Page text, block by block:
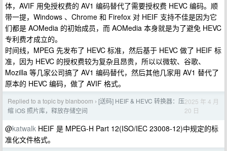
体，AVIF 用免授权费的 AV1 编码替代了需要授权费 HEVC 编码。顺
带一提，Windows 、Chrome 和 Firefox 对 HEIF 支持不佳是因为它
们都是 AOMedia 的初始成员，而 AOMedia 本身就是为了避免 HEVC
专利费才成立的。
时间线，MPEG 先发布了 HEVC 标准，然后基于 HEVC 做了 HEIF 标
准，因为 HEVC 的授权费较为复杂且昂贵，所以以微软、谷歌、
Mozilla 等几家公司搞了 AV1 编码替代，然后其他几家用 AV1 替代了
原本的 HEVC 编码，做了 AVIF 格式。
Replied to a topic by blanboom › [送码] HEIF & HEVC 转换器：压
缩 iOS 照片库，释放存储空间
2025 年 4 月
20 日
@katwalk HEIF 是 MPEG-H Part 12(ISO/IEC 23008-12)中规定的标
准化文件格式。